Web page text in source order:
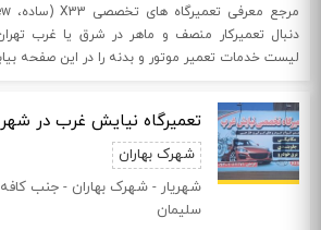
دنبال تعمیرکار منصف و ماهر در شرق یا غرب
لیست خدمات تعمیر موتور و بدنه را در این صفحه
تعمیرگاه نیایش غرب در
شهرک بهاران
شهریار - شهرک بهاران - جنب
سلیمان